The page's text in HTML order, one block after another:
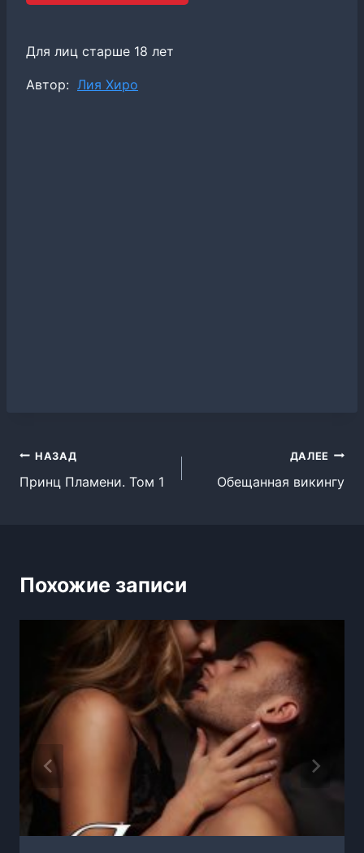
Для лиц старше 18 лет
Метки
Автор: Лия Хиро
Навигация
по
НАЗАД
Принц Пламени. Том 1
ДАЛЕЕ
Обещанная викингу
Похожие записи